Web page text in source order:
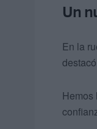
Un
En la
Hemos